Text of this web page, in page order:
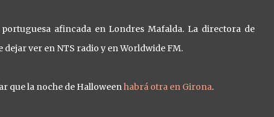
afincada en Londres Mafalda. La directora de
ver en NTS radio y en Worldwide FM.
que la noche de Halloweenhabrá otra en Girona.